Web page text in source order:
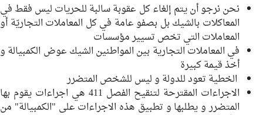
نحن نرجو أن يتم إلغاء كل عقوبة سالبة للحريات ليس فقط في
المعاكلات بالشيك بل بصفو عامة في كل المعاملات التجاريّة أو
المعاملات التي تخص تسيير مؤسسات
في المعاملات التجارية بين المواطنين الشيك عوض الكمبيالة و
أخذ قيمة كبيرة
الخطية تعود للدولة و ليس للشخص المتضرر
الاجراءات المقترحة لتنقيح الفصل 411 هي اجراءات يقوم بها
المتضرر و يطلبها و تطبيق هذه الاجراءات على "الكمبيالة" من